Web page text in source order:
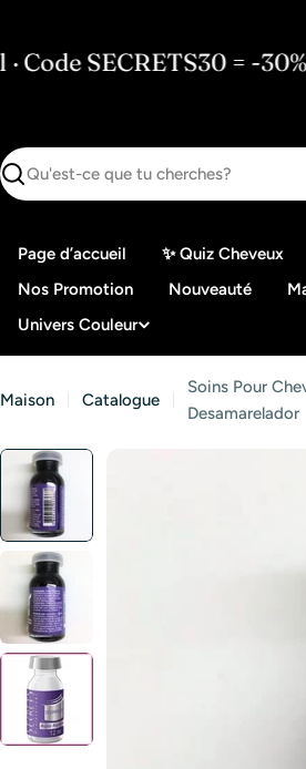
contenu
= -30% dès 100€
Recherche
Page d’accueil ✨ Quiz Cheveux
Nos Promotion
Nouveauté
Univers Couleur
Maison Catalogue
Soins Pour
Desamarelador